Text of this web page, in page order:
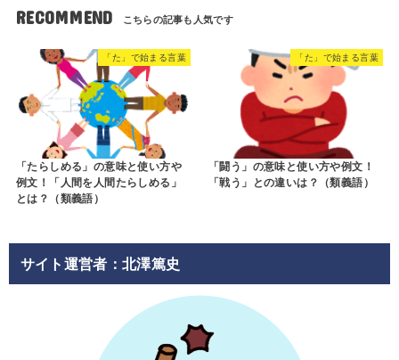
RECOMMEND
「た」で始まる言葉
「たらしめる」の意味と使い方や
例文！「人間を人間たらしめる」
とは？（類義語）
「た」で始まる言葉
「闘う」の意味と使い方や例文！
「戦う」との違いは？（類義語）
サイト運営者：北澤篤史